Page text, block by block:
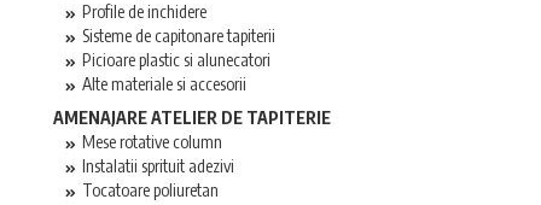
Profile de inchidere
Sisteme de capitonare tapiterii
Picioare plastic si alunecatori
Alte materiale si accesorii
AMENAJARE ATELIER DE TAPITERIE
Mese rotative column
Instalatii sprituit adezivi
Tocatoare poliuretan